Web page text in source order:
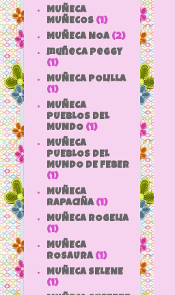
MUÑECA
MUÑECOS (1)
MUÑECA NOA (2)
muñeca peggy
(1)
MUÑECA POLILLA
(1)
MUÑECA
PUEBLOS DEL
MUNDO (1)
MUÑECA
PUEBLOS DEL
MUNDO DE FEBER
(1)
MUÑECA
RAPACIÑA (1)
MUÑECA ROGELIA
(1)
MUÑECA
ROSAURA (1)
MUÑECA SELENE
(1)